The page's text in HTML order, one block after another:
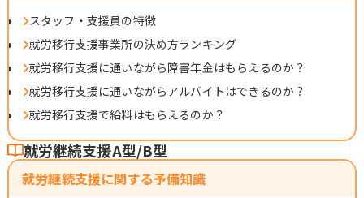
スタッフ・支援員の特徴
就労移行支援事業所の決め方ランキング
就労移行支援に通いながら障害年金はもらえるのか？
就労移行支援に通いながらアルバイトはできるのか？
就労移行支援で給料はもらえるのか？
就労継続支援A型/B型
就労継続支援に関する予備知識